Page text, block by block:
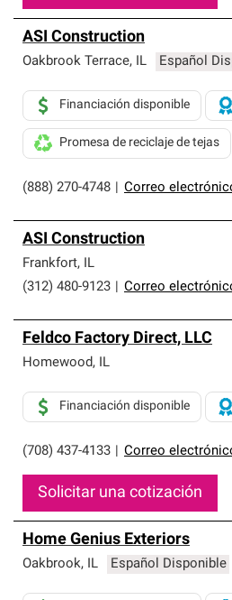
ASI Construction
Oakbrook Terrace, IL Español
(888) 270-4748 Correo
Financiación disponible
Promesa de reciclaje de tejas
ASI Construction
Frankfort, IL
(312) 480-9123
Correo
Feldco Factory Direct, LLC
Homewood, IL
(708) 437-4133 Correo
Financiación disponible
Solicitar una cotización
Home Genius Exteriors
Oakbrook, IL Español Disponible